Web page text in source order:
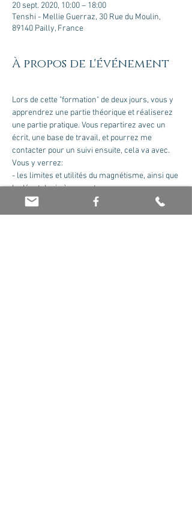
20 sept. 2020, 10:00 – 18:00
Tenshi - Mellie Guerraz, 30 Rue du Moulin,
89140 Pailly, France
À propos de l'événement
Lors de cette "formation" de deux jours, vous y
apprendrez une partie théorique et réaliserez
une partie pratique. Vous repartirez avec un
écrit, une base de travail, et pourrez me
contacter pour un suivi ensuite, cela va avec.
Vous y verrez:
- les limites et utilités du magnétisme, ainsi que
la déontologie à respecter
- où se situent vos propres capacités et
comment les mettre à jour pour être alignés